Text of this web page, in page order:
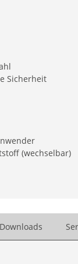
Sicherheit
(wechselbar)
Downloads